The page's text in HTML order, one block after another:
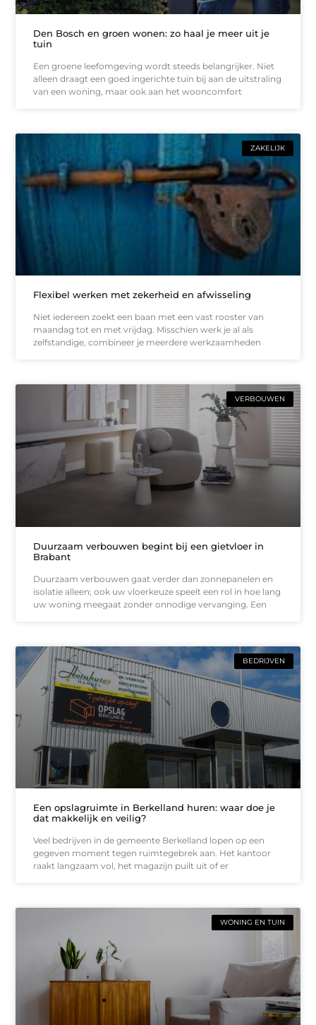
Den Bosch en groen wonen: zo haal je meer uit je
tuin
Een groene leefomgeving wordt steeds belangrijker. Niet
alleen draagt een goed ingerichte tuin bij aan de uitstraling
van een woning, maar ook aan het wooncomfort
ZAKELIJK
Flexibel werken met zekerheid en afwisseling
Niet iedereen zoekt een baan met een vast rooster van
maandag tot en met vrijdag. Misschien werk je al als
zelfstandige, combineer je meerdere werkzaamheden
VERBOUWEN
Duurzaam verbouwen begint bij een gietvloer in
Brabant
Duurzaam verbouwen gaat verder dan zonnepanelen en
isolatie alleen; ook uw vloerkeuze speelt een rol in hoe lang
uw woning meegaat zonder onnodige vervanging. Een
BEDRIJVEN
Een opslagruimte in Berkelland huren: waar doe je
dat makkelijk en veilig?
Veel bedrijven in de gemeente Berkelland lopen op een
gegeven moment tegen ruimtegebrek aan. Het kantoor
raakt langzaam vol, het magazijn puilt uit of er
WONING EN TUIN